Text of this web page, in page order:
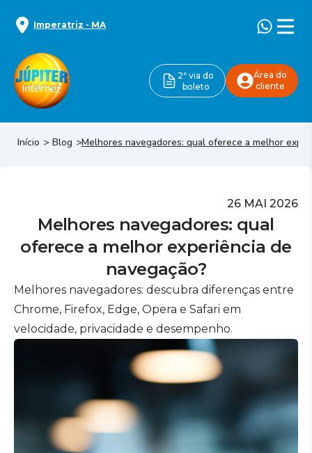
Imperatriz - MA
2ª via do
boleto
Área do
cliente
Início Blog Melhores navegadores: qual oferece a melhor
26 MAI 2026
Melhores navegadores: qual
oferece a melhor experiência de
navegação?
Melhores navegadores: descubra diferenças entre
Chrome, Firefox, Edge, Opera e Safari em
velocidade, privacidade e desempenho.